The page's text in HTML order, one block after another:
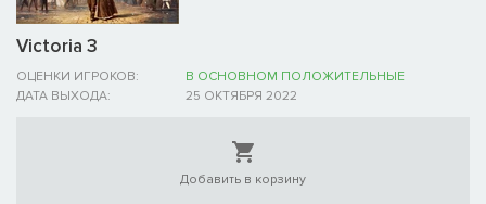
Victoria 3
ОЦЕНКИ ИГРОКОВ:
В ОСНОВНОМ ПОЛОЖИТЕЛЬНЫЕ
ДАТА ВЫХОДА:
25 ОКТЯБРЯ 2022
Добавить в корзину